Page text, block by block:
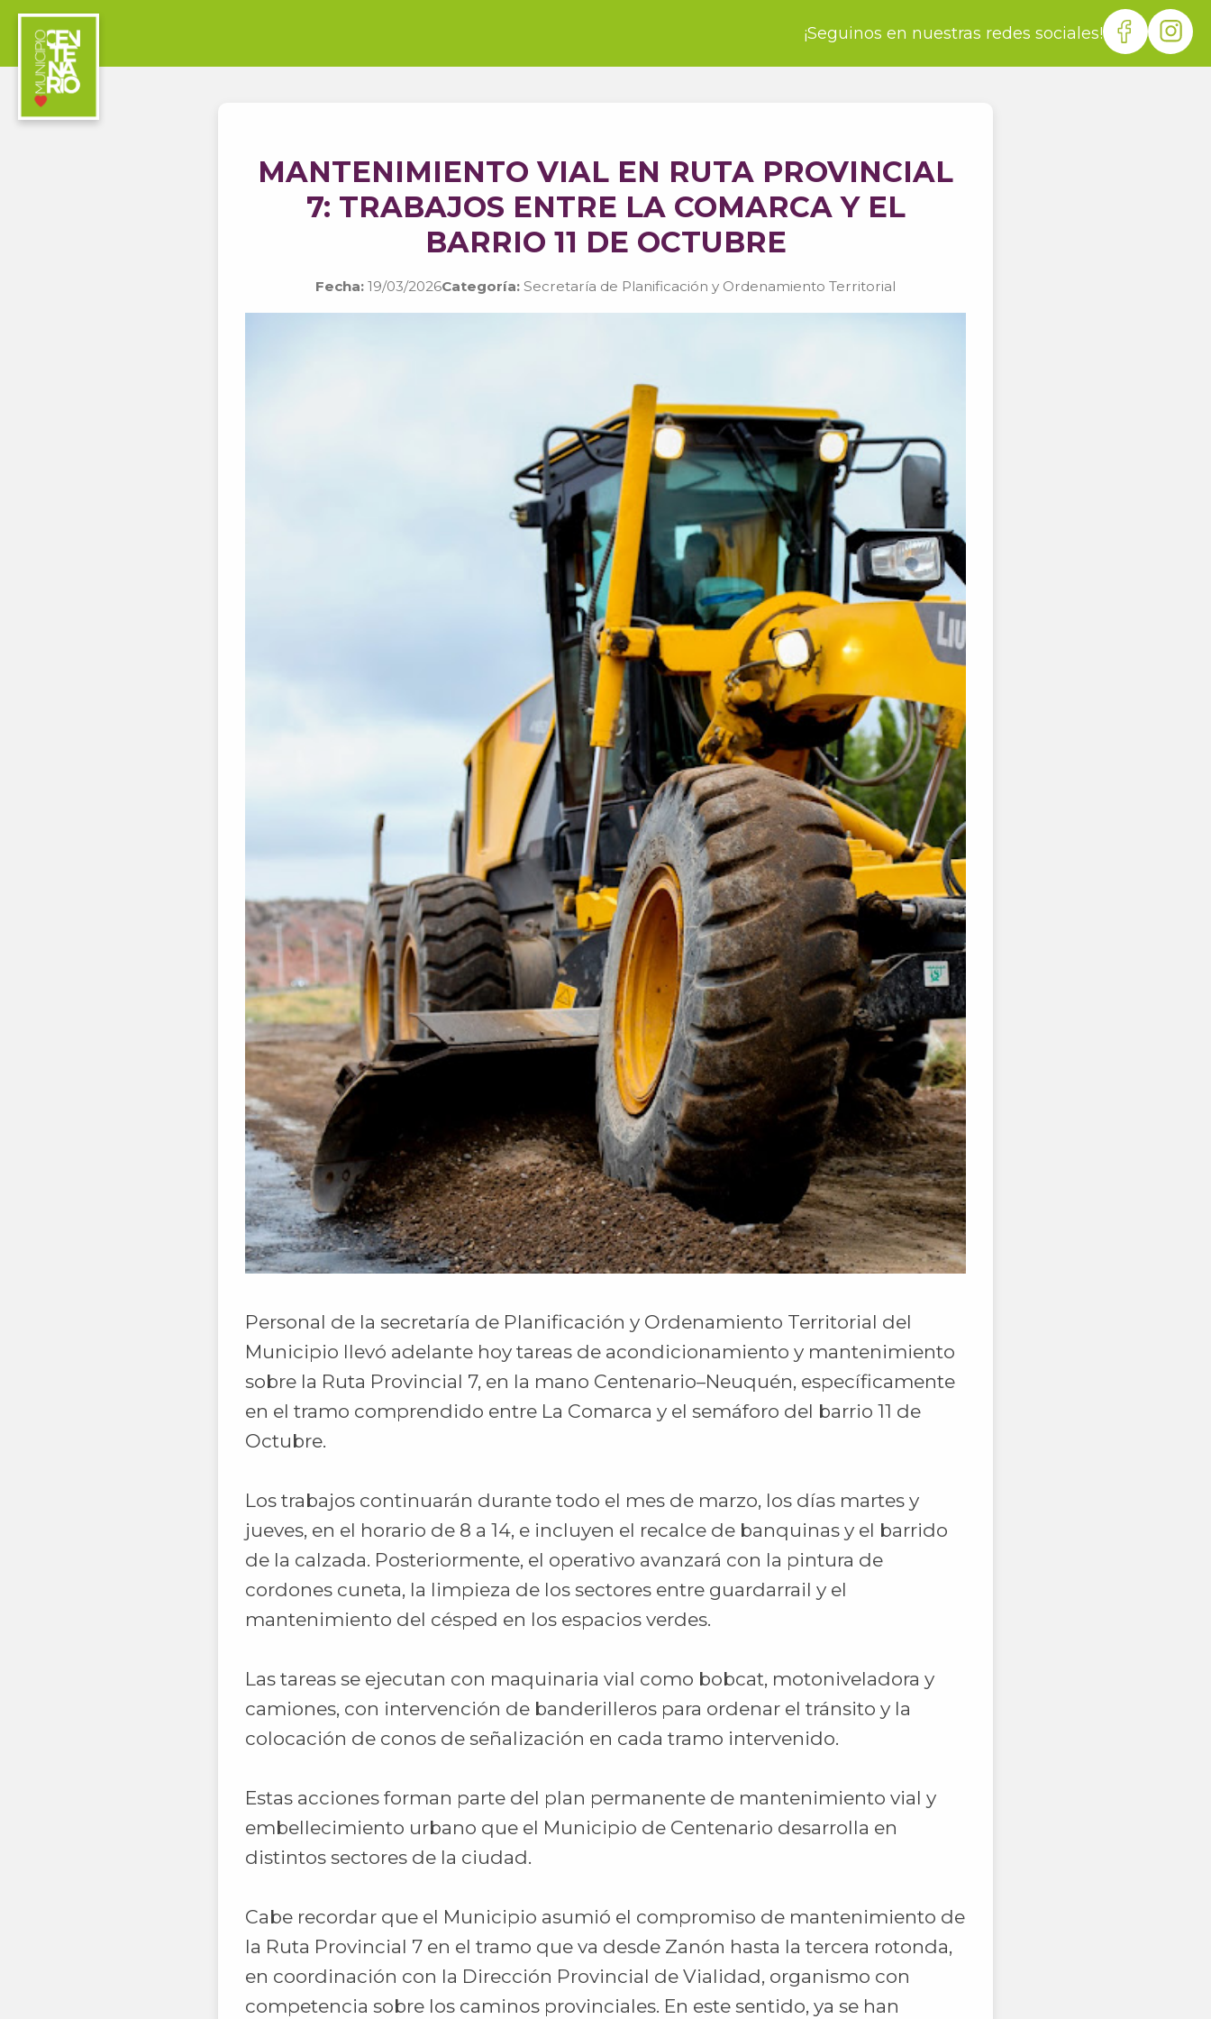
¡Seguinos en nuestras redes sociales!
MANTENIMIENTO VIAL EN RUTA PROVINCIAL
7: TRABAJOS ENTRE LA COMARCA Y EL
BARRIO 11 DE OCTUBRE
Fecha: 19/03/2026Categoría: Secretaría de Planificación y Ordenamiento Territorial
Personal de la secretaría de Planificación y Ordenamiento Territorial del
Municipio llevó adelante hoy tareas de acondicionamiento y mantenimiento
sobre la Ruta Provincial 7, en la mano Centenario–Neuquén, específicamente
en el tramo comprendido entre La Comarca y el semáforo del barrio 11 de
Octubre.
Los trabajos continuarán durante todo el mes de marzo, los días martes y
jueves, en el horario de 8 a 14, e incluyen el recalce de banquinas y el barrido
de la calzada. Posteriormente, el operativo avanzará con la pintura de
cordones cuneta, la limpieza de los sectores entre guardarrail y el
mantenimiento del césped en los espacios verdes.
Las tareas se ejecutan con maquinaria vial como bobcat, motoniveladora y
camiones, con intervención de banderilleros para ordenar el tránsito y la
colocación de conos de señalización en cada tramo intervenido.
Estas acciones forman parte del plan permanente de mantenimiento vial y
embellecimiento urbano que el Municipio de Centenario desarrolla en
distintos sectores de la ciudad.
Cabe recordar que el Municipio asumió el compromiso de mantenimiento de
la Ruta Provincial 7 en el tramo que va desde Zanón hasta la tercera rotonda,
en coordinación con la Dirección Provincial de Vialidad, organismo con
competencia sobre los caminos provinciales. En este sentido, ya se han